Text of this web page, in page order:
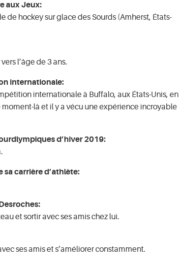
aux Jeux:
de hockey sur glace des Sourds (Amherst, États-
l’âge de 3 ans.
internationale:
internationale à Buffalo, aux États-Unis, en
moment-là et il y a vécu une expérience incroyable
d’hiver 2019:
sa carrière d’athlète:
et sortir avec ses amis chez lui.
ses amis et s’améliorer constamment.